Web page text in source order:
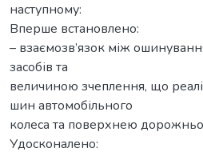
наступному:
Вперше встановлено:
– взаємозв’язок між
засобів та
величиною зчеплення, що
шин автомобільного
колеса та поверхнею
Удосконалено: